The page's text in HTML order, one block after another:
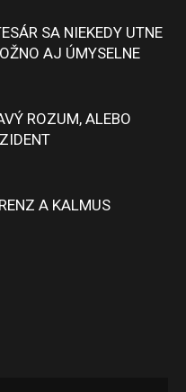
SA NIEKEDY UTNE
AJ ÚMYSELNE
ROZUM, ALEBO
A KALMUS